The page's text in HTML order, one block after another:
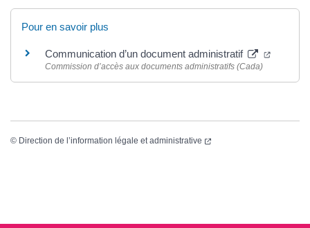
Pour en savoir plus
Communication d’un document administratif
Commission d’accès aux documents administratifs (Cada)
© Direction de l’information légale et administrative (ouverture dans un